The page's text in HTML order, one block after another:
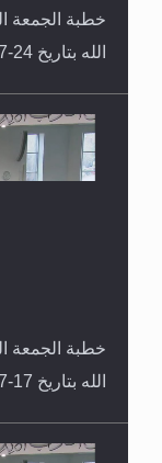
خطبة الجمعة
الله بتاريخ 24-07-2026
خطبة الجمعة
الله بتاريخ 17-07-2026